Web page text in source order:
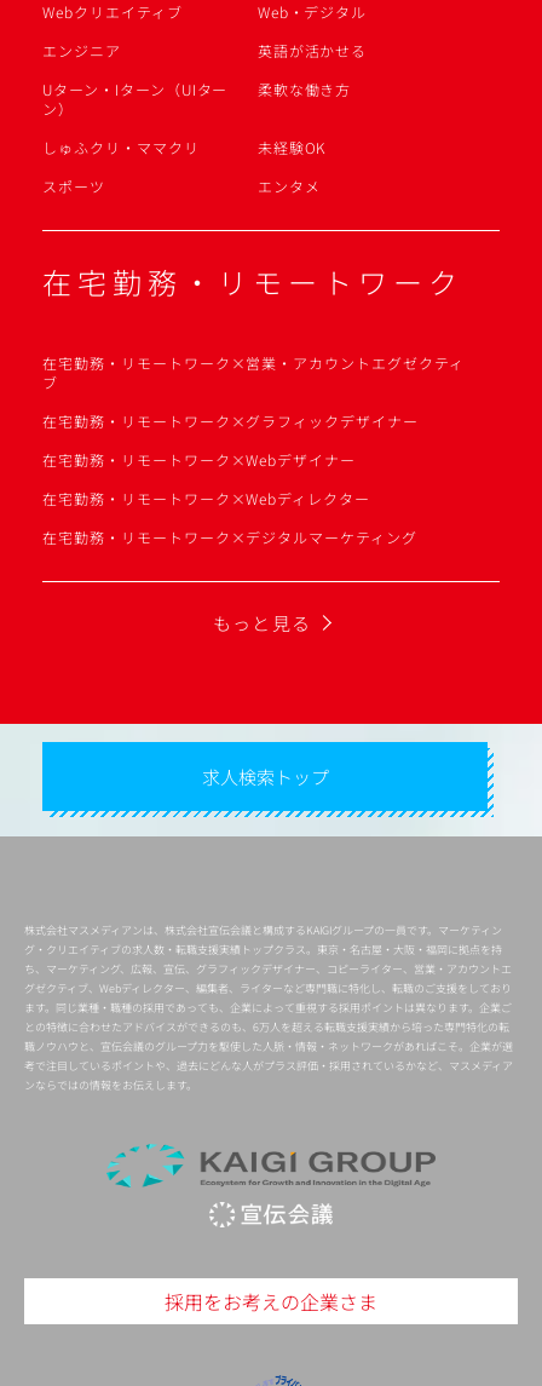
Webクリエイティブ
Web・デジタル
エンジニア
英語が活かせる
Uターン・Iターン（UIター
ン）
柔軟な働き方
しゅふクリ・ママクリ
未経験OK
スポーツ
エンタメ
在宅勤務・リモートワーク
在宅勤務・リモートワーク×営業・アカウントエグゼクティ
ブ
在宅勤務・リモートワーク×グラフィックデザイナー
在宅勤務・リモートワーク×Webデザイナー
在宅勤務・リモートワーク×Webディレクター
在宅勤務・リモートワーク×デジタルマーケティング
もっと見る
求人検索トップ
株式会社マスメディアンは、株式会社宣伝会議と構成するKAIGIグループの一員です。マーケティン
グ・クリエイティブの求人数・転職支援実績トップクラス。東京・名古屋・大阪・福岡に拠点を持
ち、マーケティング、広報、宣伝、グラフィックデザイナー、コピーライター、営業・アカウントエ
グゼクティブ、Webディレクター、編集者、ライターなど専門職に特化し、転職のご支援をしており
ます。同じ業種・職種の採用であっても、企業によって重視する採用ポイントは異なります。企業ご
との特徴に合わせたアドバイスができるのも、6万人を超える転職支援実績から培った専門特化の転
職ノウハウと、宣伝会議のグループ力を駆使した人脈・情報・ネットワークがあればこそ。企業が選
考で注目しているポイントや、過去にどんな人がプラス評価・採用されているかなど、マスメディア
ンならではの情報をお伝えします。
採用をお考えの企業さま